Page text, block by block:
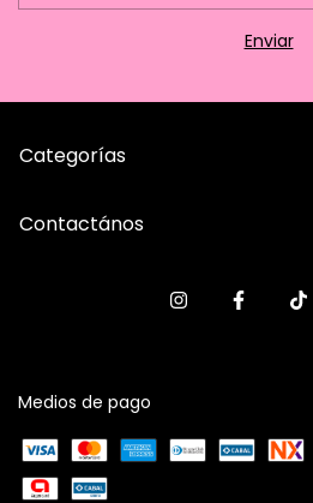
Categorías
Contactános
Medios de pago